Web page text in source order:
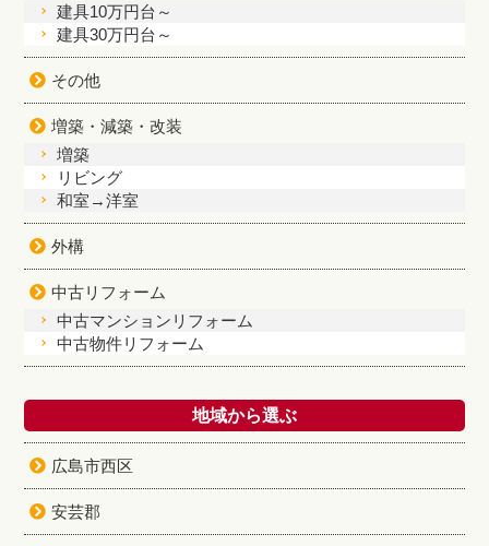
建具10万円台～
建具30万円台～
その他
増築・減築・改装
増築
リビング
和室→洋室
外構
中古リフォーム
中古マンションリフォーム
中古物件リフォーム
地域から選ぶ
広島市西区
安芸郡